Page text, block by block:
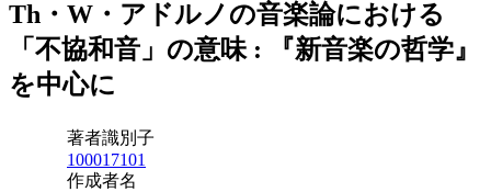
Th・W・アドルノの音楽論における
「不協和音」の意味 : 『新音楽の哲学』
を中心に
著者識別子
100017101
作成者名